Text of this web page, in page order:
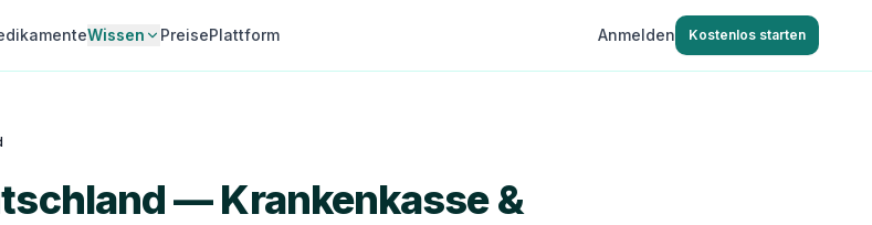
Wissen PreisePlattform Anmelden Kostenlos starten
— Krankenkasse &